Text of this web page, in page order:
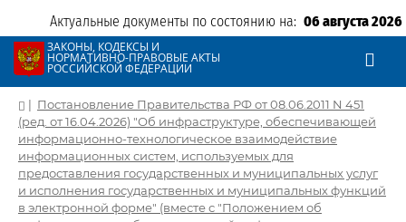
Актуальные документы по состоянию на: 06 августа 2026
ЗАКОНЫ, КОДЕКСЫ И
НОРМАТИВНО-ПРАВОВЫЕ АКТЫ
РОССИЙСКОЙ ФЕДЕРАЦИИ
| Постановление Правительства РФ от 08.06.2011 N 451
(ред. от 16.04.2026) "Об инфраструктуре, обеспечивающей
информационно-технологическое взаимодействие
информационных систем, используемых для
предоставления государственных и муниципальных услуг
и исполнения государственных и муниципальных функций
в электронной форме" (вместе с "Положением об